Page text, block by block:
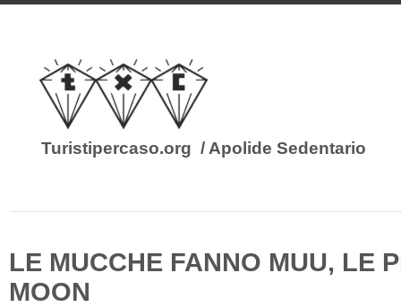
Turistipercaso.org / Apolide Sedentario
LE MUCCHE FANNO MUU, LE
MOON